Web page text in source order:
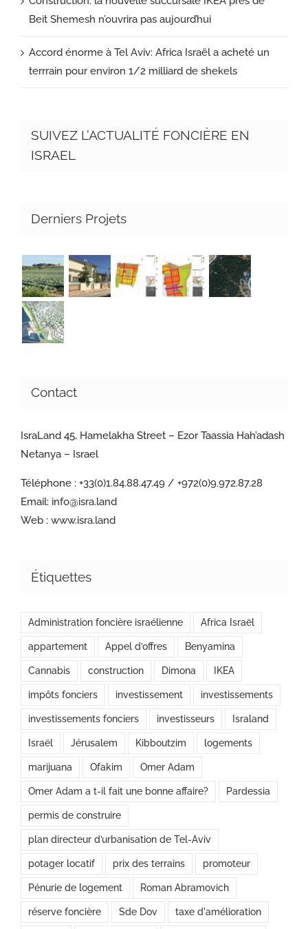
Beit Shemesh n’ouvrira pas aujourd’hui
Accord énorme à Tel Aviv: Africa Israël a acheté un
terrrain pour environ 1/2 milliard de shekels
SUIVEZ L’ACTUALITÉ FONCIÈRE EN
ISRAEL
Derniers Projets
Contact
IsraLand 45, Hamelakha Street – Ezor Taassia Hah’adash
Netanya – Israel
Téléphone : +33(0)1.84.88.47.49 / +972(0)9.972.87.28
Email: info@isra.land
Web : www.isra.land
Étiquettes
Administration foncière israélienne Africa Israël
appartement Appel d’offres Benyamina
Cannabis construction Dimona IKEA
impôts fonciers investissement investissements
investissements fonciers investisseurs Israland
Israël Jérusalem Kibboutzim logements
marijuana Ofakim Omer Adam
Omer Adam a t-il fait une bonne affaire? Pardessia
permis de construire
plan directeur d’urbanisation de Tel-Aviv
potager locatif prix des terrains promoteur
Pénurie de logement Roman Abramovich
réserve foncière Sde Dov taxe d'amélioration